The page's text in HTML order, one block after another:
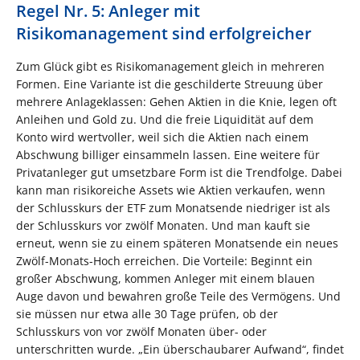
Regel Nr. 5: Anleger mit
Risikomanagement sind erfolgreicher
Zum Glück gibt es Risikomanagement gleich in mehreren
Formen. Eine Variante ist die geschilderte Streuung über
mehrere Anlageklassen: Gehen Aktien in die Knie, legen oft
Anleihen und Gold zu. Und die freie Liquidität auf dem
Konto wird wertvoller, weil sich die Aktien nach einem
Abschwung billiger einsammeln lassen. Eine weitere für
Privatanleger gut umsetzbare Form ist die Trendfolge. Dabei
kann man risikoreiche Assets wie Aktien verkaufen, wenn
der Schlusskurs der ETF zum Monatsende niedriger ist als
der Schlusskurs vor zwölf Monaten. Und man kauft sie
erneut, wenn sie zu einem späteren Monatsende ein neues
Zwölf-Monats-Hoch erreichen. Die Vorteile: Beginnt ein
großer Abschwung, kommen Anleger mit einem blauen
Auge davon und bewahren große Teile des Vermögens. Und
sie müssen nur etwa alle 30 Tage prüfen, ob der
Schlusskurs von vor zwölf Monaten über- oder
unterschritten wurde. „Ein überschaubarer Aufwand“, findet